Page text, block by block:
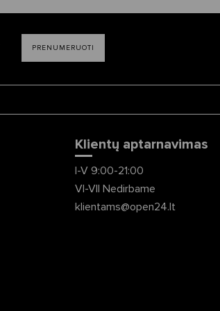
PRENUMERUOTI
Klientų aptarnavimas
I-V 9:00-21:00
VI-VII Nedirbame
klientams@open24.lt